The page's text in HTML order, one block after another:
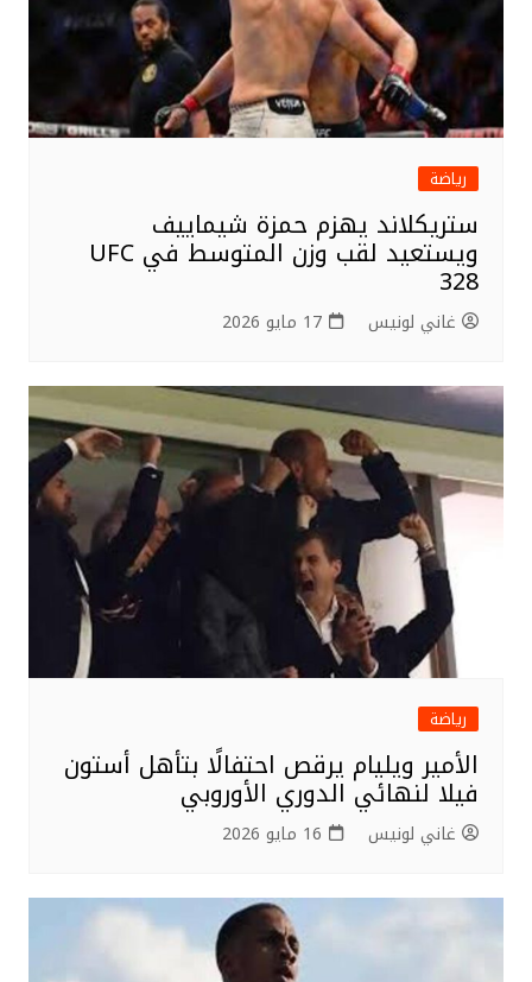
رياضة
ستريكلاند يهزم حمزة شيماييف
ويستعيد لقب وزن المتوسط في UFC
328
غاني لونيس 17 مايو 2026
رياضة
الأمير ويليام يرقص احتفالًا بتأهل أستون
فيلا لنهائي الدوري الأوروبي
غاني لونيس 16 مايو 2026